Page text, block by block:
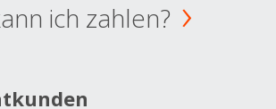
ich zahlen?